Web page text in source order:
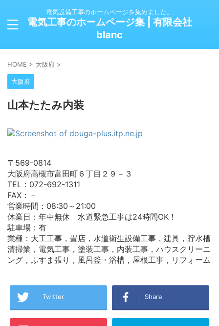
電気設備工事のホームページを集めました。
電気工事のホームページ集 | 有限会社
blanc
HOME > 大阪府 >
大阪府
山本たたみ内装
〒569-0814
大阪府高槻市富田町６丁目２９－３
TEL：072-692-1311
FAX：－
営業時間：08:30～21:00
休業日：年中無休 水道緊急工事は24時間OK！
駐車場：有
業種：大工工事，畳店，水道衛生設備工事，建具，貯水槽
清掃業，電気工事，塗装工事，内装工事，ハウスクリーニ
ング，ふすま張り，風呂釜・浴槽，屋根工事，リフォーム
Twitter Share